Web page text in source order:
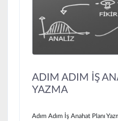
ADIM ADIM İŞ
YAZMA
Adım Adım İş Anahat Planı